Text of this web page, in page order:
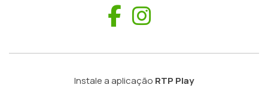
Facebook
Instale a aplicação RTP Play